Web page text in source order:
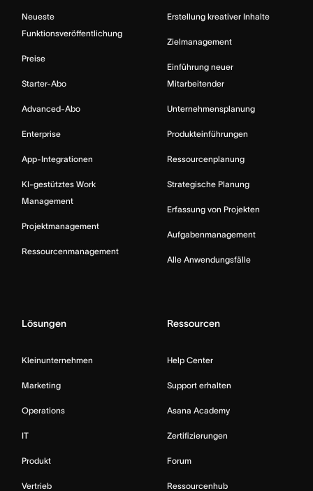
Neueste
Funktionsveröffentlichung
Preise
Starter-Abo
Advanced-Abo
Enterprise
App-Integrationen
KI-gestütztes Work
Management
Projektmanagement
Ressourcenmanagement
Erstellung kreativer Inhalte
Zielmanagement
Einführung neuer
Mitarbeitender
Unternehmensplanung
Produkteinführungen
Ressourcenplanung
Strategische Planung
Erfassung von Projekten
Aufgabenmanagement
Alle Anwendungsfälle
Lösungen
Kleinunternehmen
Marketing
Operations
IT
Produkt
Vertrieb
Ressourcen
Help Center
Support erhalten
Asana Academy
Zertifizierungen
Forum
Ressourcenhub